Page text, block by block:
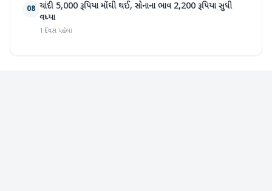
08 ચાંદી 5,000 રૂપિયા મોંઘી થઈ, સોનાના ભાવ 2,200 રૂપિયા સુધી
વધ્યા
1 દિવસ પહેલા